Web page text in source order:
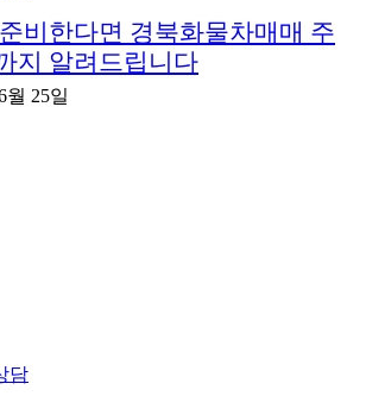
비한다면 경북화물차매매 주
지 알려드립니다
월 25일
담